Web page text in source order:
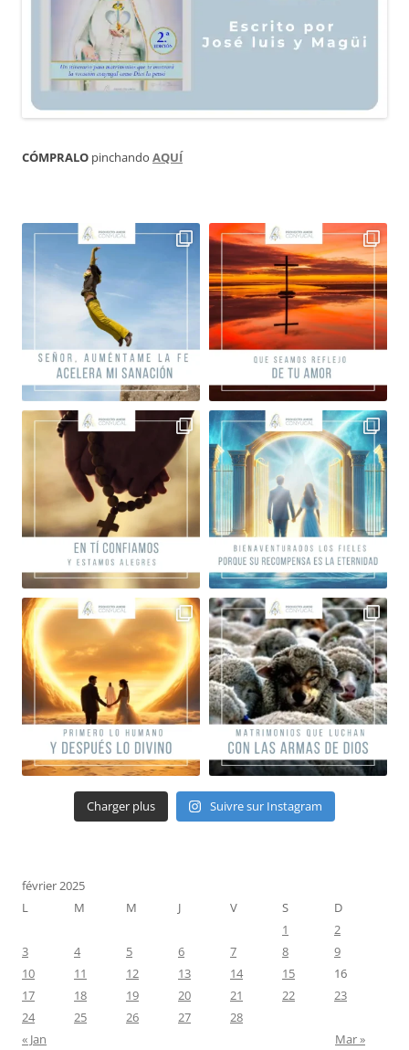
CÓMPRALO pinchando AQUÍ
Charger plus Suivre sur Instagram
février 2025
L
M M J V S
D
1
2
3
4 5 6 7 8
9
10
11 12 13 14 15
16
17
18 19 20 21 22
23
24
25 26 27
28
« Jan
Mar »